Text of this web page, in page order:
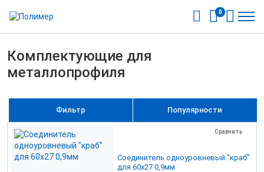
0
Комплектующие для
металлопрофиля
Популярности
Фильтр
Сравнить
Соединитель одноуровневый "краб"
для 60х27 0,9мм